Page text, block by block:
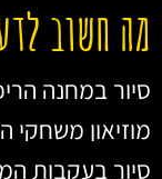
מה חשוב
סיור במחנה
מוזיאון משחקי
סיור בעקבות